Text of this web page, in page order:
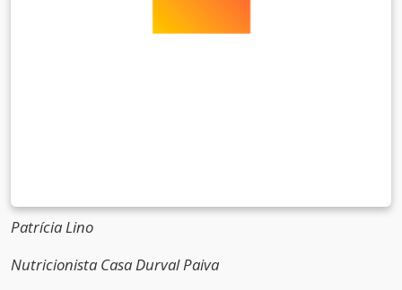
Patrícia Lino
Nutricionista Casa Durval Paiva